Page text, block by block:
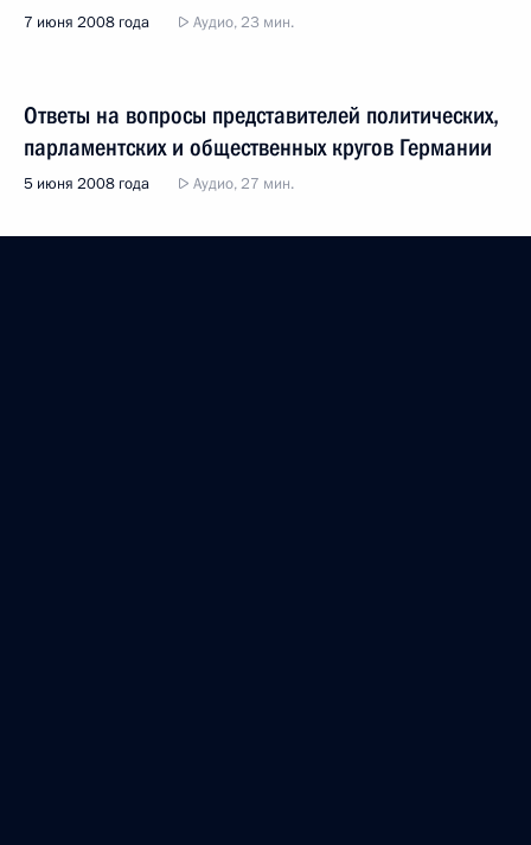
7 июня 2008 года Аудио, 23 мин.
Ответы на вопросы представителей политических,
парламентских и общественных кругов Германии
5 июня 2008 года Аудио, 27 мин.